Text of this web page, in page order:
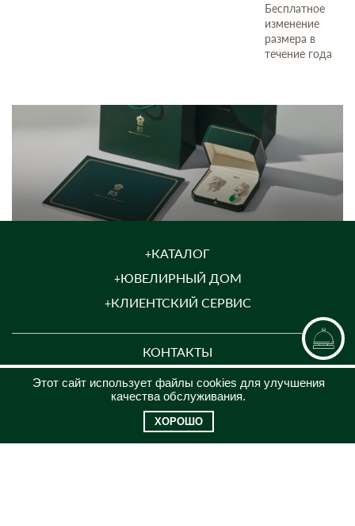
Бесплатное
изменение
размера в
течение года
КАТАЛОГ
ЮВЕЛИРНЫЙ ДОМ
КЛИЕНТСКИЙ СЕРВИС
КОНТАКТЫ
8 (969)200-26-08
jewel@russammarket.ru
Этот сайт использует файлы cookies для улучшения
качества обслуживания.
ХОРОШО